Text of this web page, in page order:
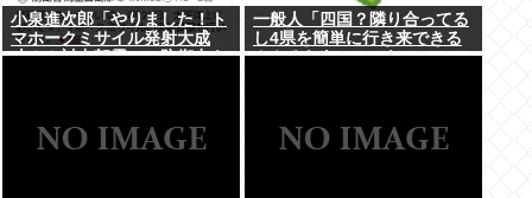
小泉進次郎「やりました！ト
マホークミサイル発射大成
功！！対中朝露への防衛力を
一般人「四国？隣り合ってる
し4県を簡単に行き来できる
んやろなあ」←これwww